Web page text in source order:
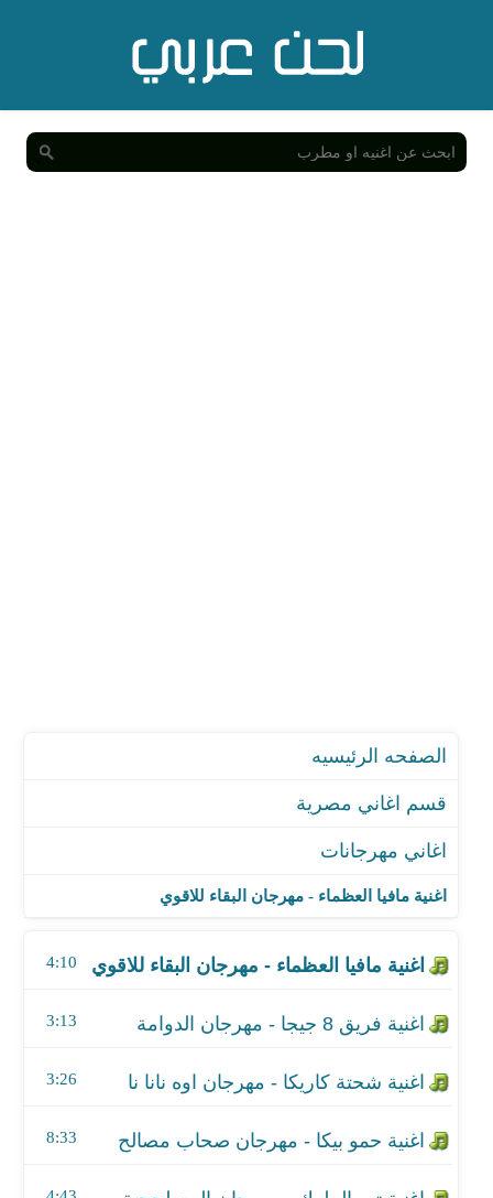
اغنية مافيا العظماء - مهرجان البقاء للاقوي
اغنية مافيا العظماء - مهرجان البقاء للاقوي
4:10
اغنية فريق 8 جيجا - مهرجان الدوامة
3:13
اغنية شحتة كاريكا - مهرجان اوه نانا نا
3:26
8:33
اغنية زياد الإيرانى - مهرجان مش لازمنى
اغنية عمرو حاحا - مهرجان مش بالفلوس
اغنية الرملاوية وسامح الكوارشي - مهرجان كفاية